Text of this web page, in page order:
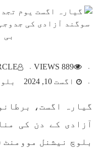
مئی 22,
دی بلوچ سرکل جبری
قومی ایشو سمجھتی
جبری لاپتہ افرد کے
889 VIEWS
اگست 10, 2024
گیارہ اگست،
آزادی کے دن کی
بلوچ نیشنل